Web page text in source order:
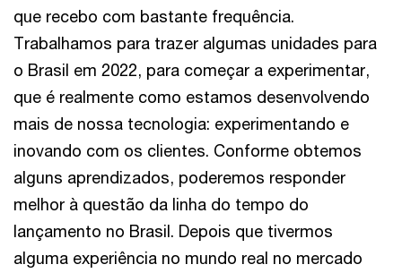
que recebo com bastante frequência.
Trabalhamos para trazer algumas unidades para
o Brasil em 2022, para começar a experimentar,
que é realmente como estamos desenvolvendo
mais de nossa tecnologia: experimentando e
inovando com os clientes. Conforme obtemos
alguns aprendizados, poderemos responder
melhor à questão da linha do tempo do
lançamento no Brasil. Depois que tivermos
alguma experiência no mundo real no mercado